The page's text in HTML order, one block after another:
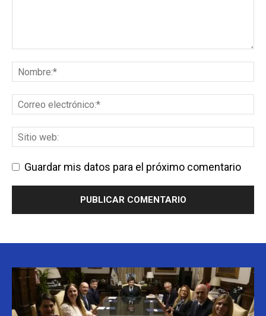
Guardar mis datos para el próximo comentario